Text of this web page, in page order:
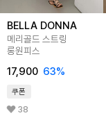
BELLA DONNA
메리골드 스트링
롱원피스
17,900 63%
쿠폰
38